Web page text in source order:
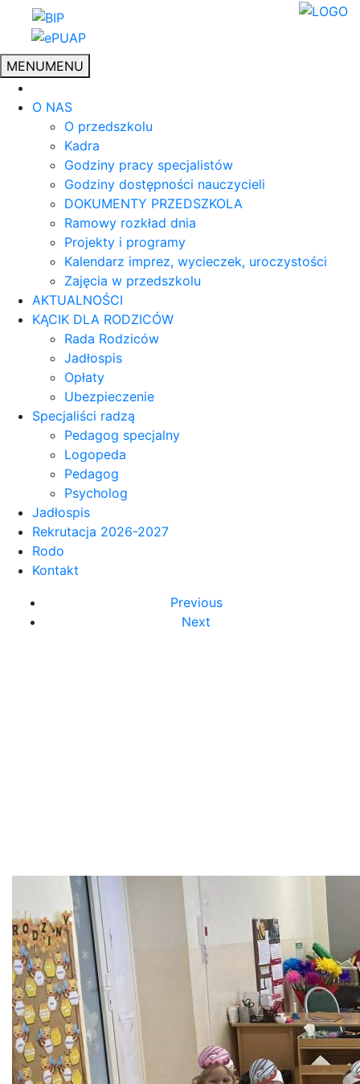
MENUMENU
O NAS
O przedszkolu
Kadra
Godziny pracy specjalistów
Godziny dostępności nauczycieli
DOKUMENTY PRZEDSZKOLA
Ramowy rozkład dnia
Projekty i programy
Kalendarz imprez, wycieczek, uroczystości
Zajęcia w przedszkolu
AKTUALNOŚCI
KĄCIK DLA RODZICÓW
Rada Rodziców
Jadłospis
Opłaty
Ubezpieczenie
Specjaliści radzą
Pedagog specjalny
Logopeda
Pedagog
Psycholog
Jadłospis
Rekrutacja 2026-2027
Rodo
Kontakt
Previous
Next